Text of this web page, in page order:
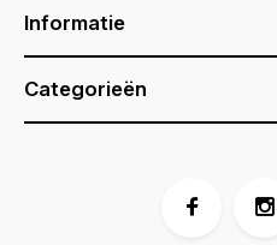
Informatie
Categorieën